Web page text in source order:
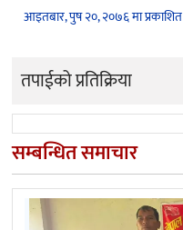
आइतबार, पुष २०, २०७६ मा प्रकाशित
तपाईको प्रतिक्रिया
सम्बन्धित समाचार